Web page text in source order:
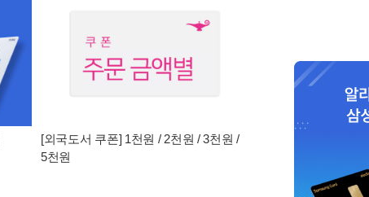
[외국도서 쿠폰] 1천원 / 2천원 / 3천원 /
5천원